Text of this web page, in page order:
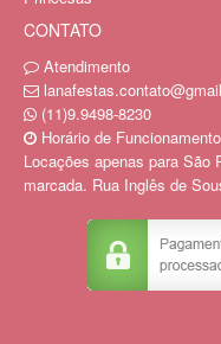
CONTATO
Atendimento
(11)9.9498-8230
Horário de
Locações apenas para São
marcada. Rua Inglês de